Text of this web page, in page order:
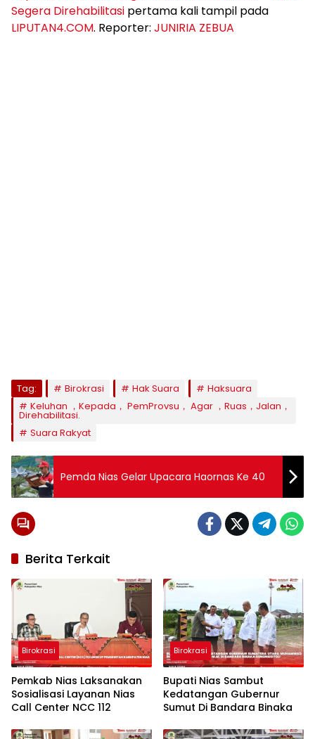
Segera Direhabilitasi pertama kali tampil pada
LIPUTAN4.COM. Reporter: JUNIRIA ZEBUA
Tag: Birokrasi Hak Suara
Haksuara
Keluhan ，Kepada， PemProvsu， Agar ，Ruas，Jalan，
Direhabilitasi.
Suara Rakyat
Pemda Nias Gelar Upacara Haornas Ke 40
Berita Terkait
Birokrasi
Pemkab Nias Laksanakan
Sosialisasi Layanan Nias
Call Center NCC 112
Birokrasi
Bupati Nias Sambut
Kedatangan Gubernur
Sumut Di Bandara Binaka